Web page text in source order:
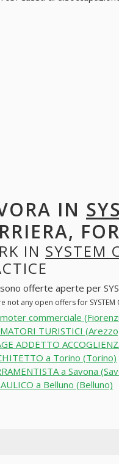
IN
IN SYSTEM
offerte aperte per
not any open offers for
commerciale
TURISTICI
ADDETTO
a Torino (Torino)
a Savona
a Belluno (Belluno)